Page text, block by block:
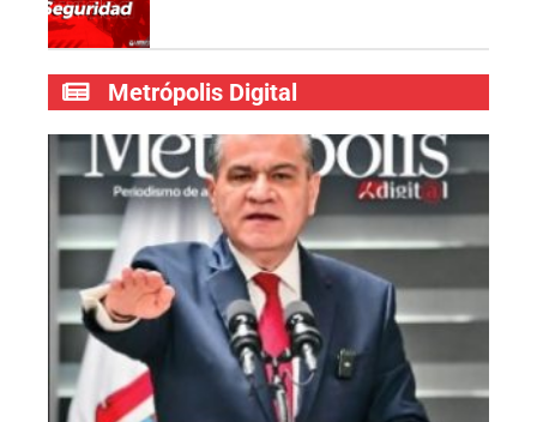
Metrópolis Digital